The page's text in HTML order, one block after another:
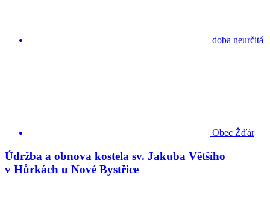
doba neurčitá
Obec Žďár
Údržba a obnova kostela sv. Jakuba Většího
v Hůrkách u Nové Bystřice